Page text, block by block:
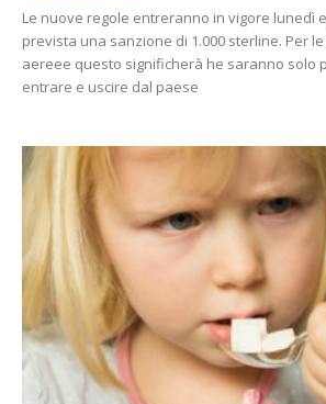
Le nuove regole entreranno in vigore lunedì
prevista una sanzione di 1.000 sterline. Per
aereee questo significherà he saranno solo
entrare e uscire dal paese